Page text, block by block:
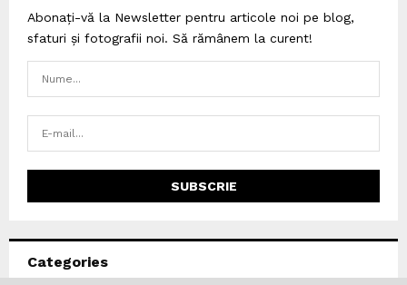
Abonați-vă la Newsletter pentru articole noi pe blog,
sfaturi și fotografii noi. Să rămânem la curent!
Categories